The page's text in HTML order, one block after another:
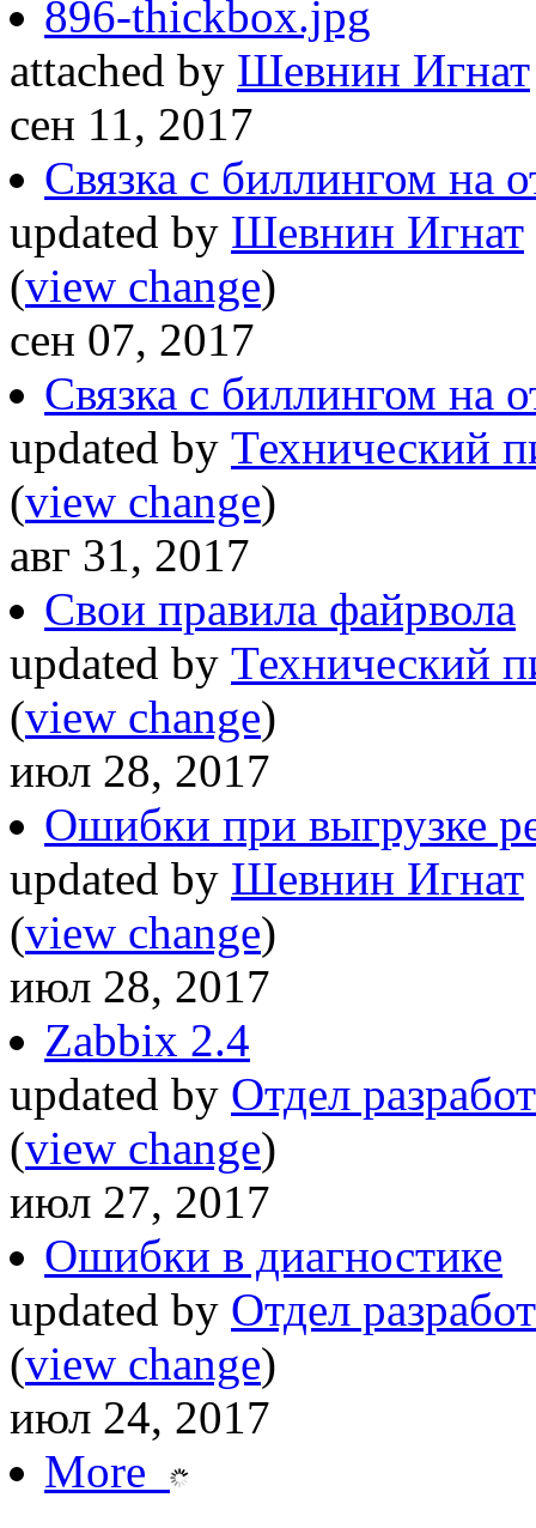
896-thickbox.jpg
attached by Шевнин Игнат
сен 11, 2017
Связка с биллингом на
updated by Шевнин Игнат
(view change)
сен 07, 2017
Связка с биллингом на
updated by Технический
(view change)
авг 31, 2017
Свои правила файрвола
updated by Технический
(view change)
июл 28, 2017
Ошибки при выгрузке
updated by Шевнин Игнат
(view change)
июл 28, 2017
Zabbix 2.4
updated by Отдел
(view change)
июл 27, 2017
Ошибки в диагностике
updated by Отдел
(view change)
июл 24, 2017
More